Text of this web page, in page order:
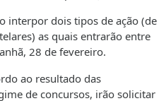
interpor dois tipos de ação (de
as quais entrarão entre
28 de fevereiro.
ao resultado das
de concursos, irão solicitar